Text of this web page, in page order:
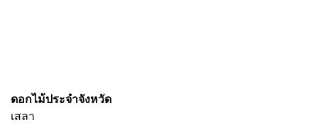
ดอกไม้ประจำจังหวัด
เสลา